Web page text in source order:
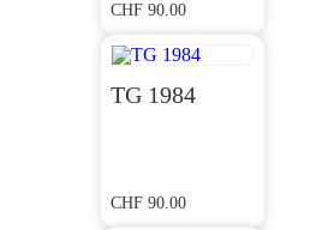
CHF 90.00
TG 1984
CHF 90.00